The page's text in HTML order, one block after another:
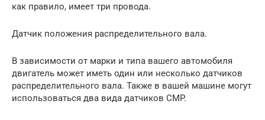
как правило, имеет три провода.
Датчик положения распределительного вала.
В зависимости от марки и типа вашего автомобиля
двигатель может иметь один или несколько датчиков
распределительного вала. Также в вашей машине могут
использоваться два вида датчиков CMP.